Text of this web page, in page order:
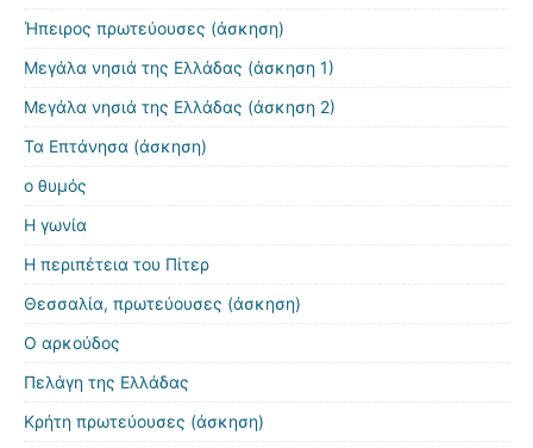
Ήπειρος πρωτεύουσες (άσκηση)
Μεγάλα νησιά της Ελλάδας (άσκηση 1)
Μεγάλα νησιά της Ελλάδας (άσκηση 2)
Τα Επτάνησα (άσκηση)
ο θυμός
Η γωνία
Η περιπέτεια του Πίτερ
Θεσσαλία, πρωτεύουσες (άσκηση)
Ο αρκούδος
Πελάγη της Ελλάδας
Κρήτη πρωτεύουσες (άσκηση)